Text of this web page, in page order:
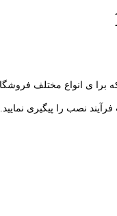
نصب را پیگیری نمایید.